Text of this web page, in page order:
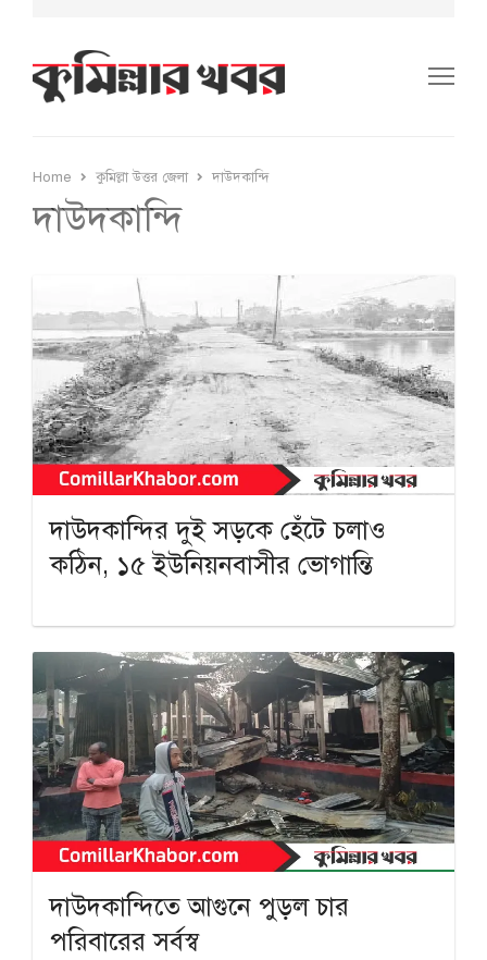
Home কুমিল্লা উত্তর জেলা দাউদকান্দি
দাউদকান্দি
দাউদকান্দির দুই সড়কে হেঁটে চলাও
কঠিন, ১৫ ইউনিয়নবাসীর ভোগান্তি
দাউদকান্দিতে আগুনে পুড়ল চার
পরিবারের সর্বস্ব